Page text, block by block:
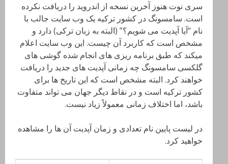
سری نوت هنوز آخرین نسخه از اندروید را دریافت نکرده
است. سامسونگ در کشور ترکیه یک وب سایت جالب با
نام “آیا آپدیت می شویم؟” (البته به زبان ترکی) دارد و
مشخص است که کاربرد آن چیست. این وب سایت اعلام
میکند که طبق برنامه ریزی های انجام شده گوشی های
گلکسی سامسونگ چه زمانی آپدیت های جدید را دریافت
خواهند کرد. البته مشخص است که این تاریخ ها برای
کشور ترکیه است و در نقاط دیگر جهان می تواند متفاوت
باشد، اما اختلاف زمانی معمولاً زیاد نیست.
در لیست پایین نام تعدادی و زمان آپدیت آن ها را مشاهده
خواهید کرد.